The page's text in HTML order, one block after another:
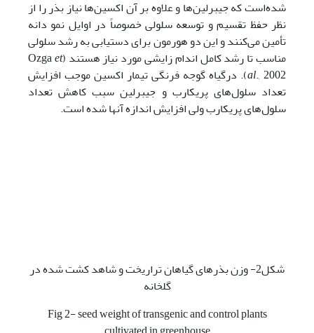
شده‌است که جیبرلین‌ها و علاوه بر آن اکسین‌ها نیاز بذر را از
نظر حفظ تقسیم و توسعه سلولی خصوصاً در اوایل نمو دانه
تأمین می‌کنند و این دو هورمون برای دستیابی به رشد سلولی
مناسب تا رشد کامل اندام زایشی مورد نیاز هستند (Ozgaet
al., 2002). درگیاه گوجه فرنگی تیمار اکسین موجب افزایش
تعداد سلول‌های پریکارب و جیبرلین سبب کاهش تعداد
سلول‌های پریکارب ولی افزایش اندازه آن­ها شده ­است.
شکل2- وزن بذرهای گیاهان تراریخت و شاهد کشت شده در
گلخانه
Fig 2- seed weight of transgenic and control plants